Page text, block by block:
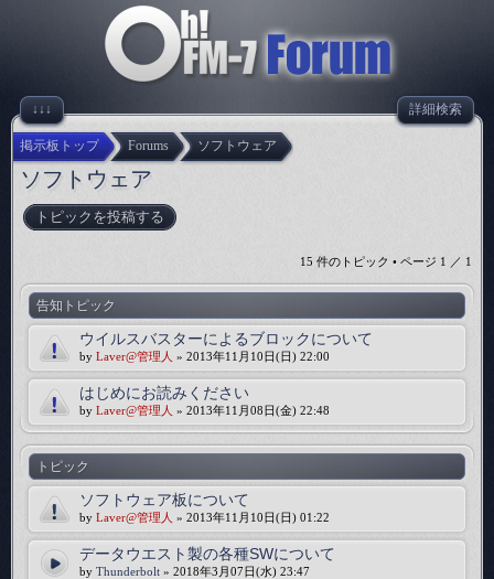
↓↓↓ 詳細検索
掲示板トップ Forums ソフトウェア
ソフトウェア
トピックを投稿する
15 件のトピック • ページ 1 ／ 1
告知トピック
ウイルスバスターによるブロックについて
by Laver@管理人 » 2013年11月10日(日) 22:00
はじめにお読みください
by Laver@管理人 » 2013年11月08日(金) 22:48
トピック
ソフトウェア板について
by Laver@管理人 » 2013年11月10日(日) 01:22
データウエスト製の各種SWについて
by Thunderbolt » 2018年3月07日(水) 23:47